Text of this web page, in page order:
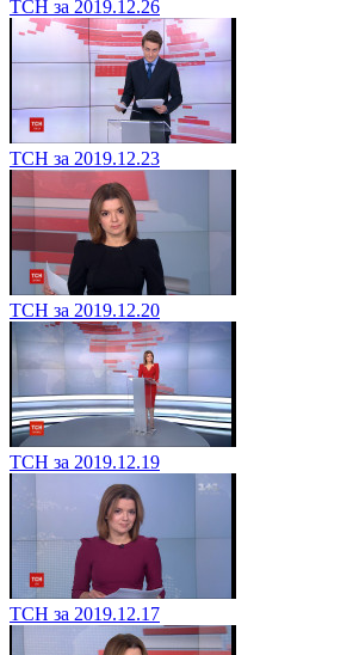
ТСН за 2019.12.26
ТСН за 2019.12.23
ТСН за 2019.12.20
ТСН за 2019.12.19
ТСН за 2019.12.17